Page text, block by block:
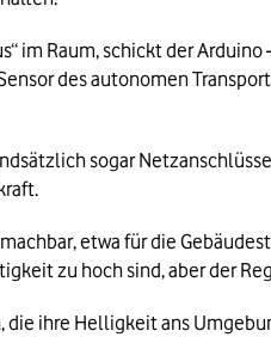
im Raum, schickt der
des autonomen
sogar
etwa für die
zu hoch sind, aber der
ihre Helligkeit ans